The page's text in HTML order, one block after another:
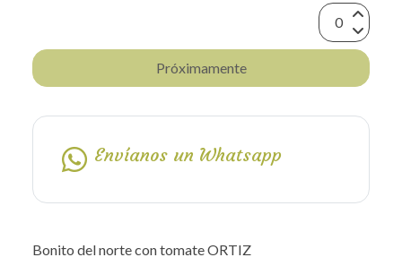
Próximamente
Envíanos un Whatsapp
Bonito del norte con tomate ORTIZ